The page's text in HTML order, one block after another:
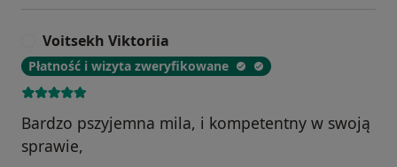
Voitsekh Viktoriia
Płatność i wizyta zweryfikowane
Bardzo pszyjemna mila, i kompetentny w swoją
sprawie,